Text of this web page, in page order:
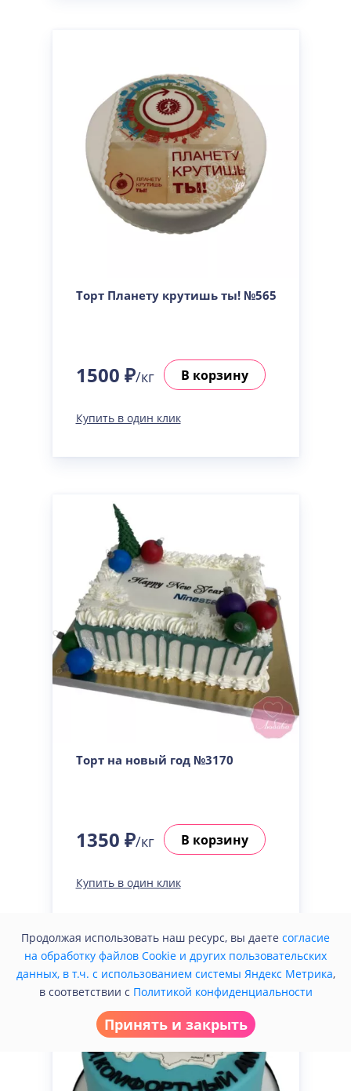
Торт Планету крутишь ты! №565
1500 ₽/кг В корзину
Купить в один клик
Торт на новый год №3170
1350 ₽/кг В корзину
Купить в один клик
Продолжая использовать наш ресурс, вы даете согласие
на обработку файлов Cookie и других пользовательских
данных, в т.ч. с использованием системы Яндекс Метрика,
в соответствии с Политикой конфиденциальности
Принять и закрыть